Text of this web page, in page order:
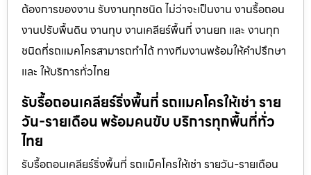
ต้องการของงาน รับงานทุกชนิด ไม่ว่าจะเป็นงาน งานรื้อถอน
งานปรับพื้นดิน งานทุบ งานเคลียร์พื้นที่ งานยก และ งานทุก
ชนิดที่รถแมคโครสามารถทำได้ ทางทีมงานพร้อมให้คำปรึกษา
และ ให้บริการทั่วไทย
รับรื้อถอนเคลียร์ริ่งพื้นที่ รถแมคโครให้เช่า ราย
วัน-รายเดือน พร้อมคนขับ บริการทุกพื้นที่ทั่ว
ไทย
รับรื้อถอนเคลียร์ริ่งพื้นที่ รถแม็คโครให้เช่า รายวัน-รายเดือน